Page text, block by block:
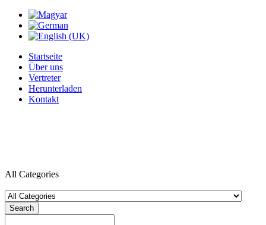
Startseite
Über uns
Vertreter
Herunterladen
Kontakt
All Categories
Search